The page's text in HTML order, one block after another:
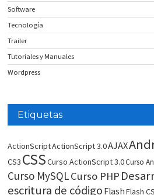
Software
Tecnología
Trailer
Tutoriales y Manuales
Wordpress
Etiquetas
ActionScriptActionScript 3.0AJAX
CS3 CSSCurso ActionScript 3.0Curso
Curso MySQLCurso PHP
escritura de código FlashFlash